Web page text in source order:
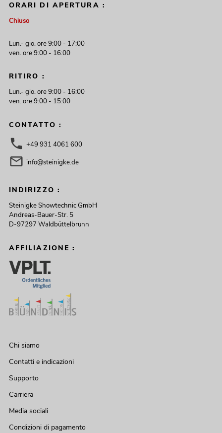
ORARI DI APERTURA :
Chiuso
Lun.- gio. ore 9:00 - 17:00
ven. ore 9:00 - 16:00
RITIRO :
Lun.- gio. ore 9:00 - 16:00
ven. ore 9:00 - 15:00
CONTATTO :
+49 931 4061 600
info@steinigke.de
INDIRIZZO :
Steinigke Showtechnic GmbH
Andreas-Bauer-Str. 5
D-97297 Waldbüttelbrunn
AFFILIAZIONE :
Chi siamo
Contatti e indicazioni
Supporto
Carriera
Media sociali
Condizioni di pagamento